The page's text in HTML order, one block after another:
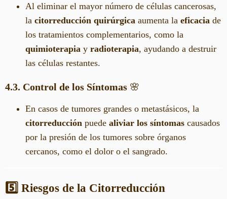
Al eliminar el mayor número de células cancerosas,
la citorreducción quirúrgica aumenta la eficacia de
los tratamientos complementarios, como la
quimioterapia y radioterapia, ayudando a destruir
las células restantes.
4.3. Control de los Síntomas 🌸
En casos de tumores grandes o metastásicos, la
citorreducción puede aliviar los síntomas causados
por la presión de los tumores sobre órganos
cercanos, como el dolor o el sangrado.
5️⃣ Riesgos de la Citorreducción